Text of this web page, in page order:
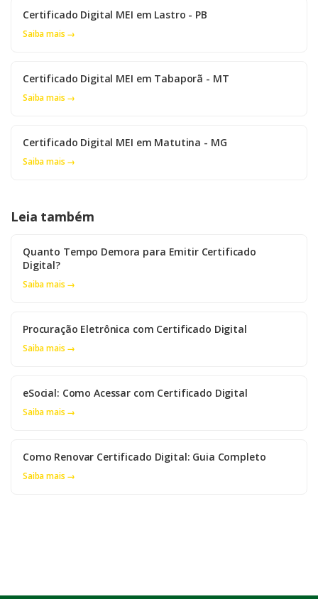
Certificado Digital MEI em Lastro - PB
Saiba mais →
Certificado Digital MEI em Tabaporã - MT
Saiba mais →
Certificado Digital MEI em Matutina - MG
Saiba mais →
Leia também
Quanto Tempo Demora para Emitir Certificado
Digital?
Saiba mais →
Procuração Eletrônica com Certificado Digital
Saiba mais →
eSocial: Como Acessar com Certificado Digital
Saiba mais →
Como Renovar Certificado Digital: Guia Completo
Saiba mais →